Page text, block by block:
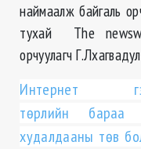
наймаалж байгаль
тухай The
орчуулагч
Интернет
төрлийн бараа
худалдааны төв